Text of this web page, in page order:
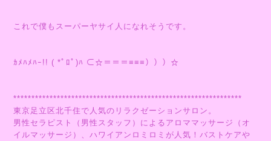
これで僕もスーパーヤサイ人になれそうです。
ｶﾒﾊﾒﾊｰ!! ( *ﾟﾛﾟ)ﾊ ⊂☆＝＝＝≡≡≡）））☆
***************************************************************
東京足立区北千住で人気のリラクゼーションサロン。
男性セラピスト（男性スタッフ）によるアロママッサージ（オ
イルマッサージ）、ハワイアンロミロミが人気！バストケアや